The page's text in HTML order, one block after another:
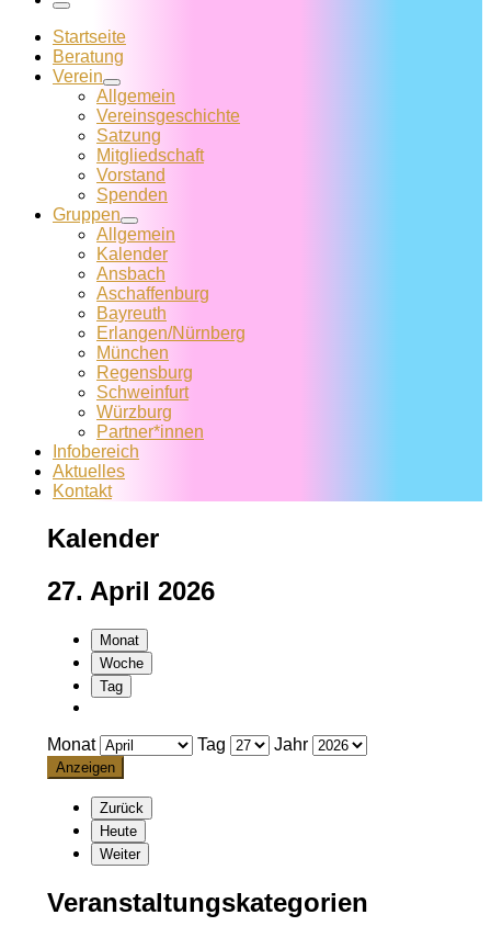
Menü
Startseite
Beratung
Verein
Allgemein
Vereins­geschichte
Satzung
Mitglied­schaft
Vorstand
Spenden
Gruppen
Allgemein
Kalender
Ansbach
Aschaffenburg
Bayreuth
Erlangen/Nürnberg
München
Regensburg
Schweinfurt
Würzburg
Partner*innen
Infobereich
Aktuelles
Kontakt
Kalender
27. April 2026
Monat
Woche
Tag
Monat Tag Jahr
Zurück
Heute
Weiter
Veranstaltungskategorien